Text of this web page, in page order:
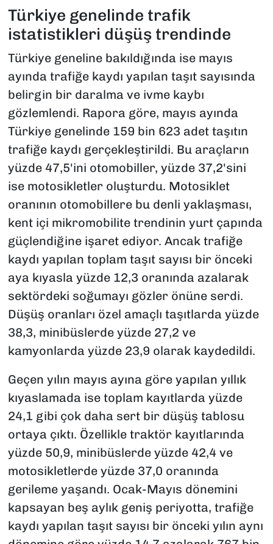
Türkiye genelinde trafik
istatistikleri düşüş trendinde
Türkiye geneline bakıldığında ise mayıs
ayında trafiğe kaydı yapılan taşıt sayısında
belirgin bir daralma ve ivme kaybı
gözlemlendi. Rapora göre, mayıs ayında
Türkiye genelinde 159 bin 623 adet taşıtın
trafiğe kaydı gerçekleştirildi. Bu araçların
yüzde 47,5'ini otomobiller, yüzde 37,2'sini
ise motosikletler oluşturdu. Motosiklet
oranının otomobillere bu denli yaklaşması,
kent içi mikromobilite trendinin yurt çapında
güçlendiğine işaret ediyor. Ancak trafiğe
kaydı yapılan toplam taşıt sayısı bir önceki
aya kıyasla yüzde 12,3 oranında azalarak
sektördeki soğumayı gözler önüne serdi.
Düşüş oranları özel amaçlı taşıtlarda yüzde
38,3, minibüslerde yüzde 27,2 ve
kamyonlarda yüzde 23,9 olarak kaydedildi.
Geçen yılın mayıs ayına göre yapılan yıllık
kıyaslamada ise toplam kayıtlarda yüzde
24,1 gibi çok daha sert bir düşüş tablosu
ortaya çıktı. Özellikle traktör kayıtlarında
yüzde 50,9, minibüslerde yüzde 42,4 ve
motosikletlerde yüzde 37,0 oranında
gerileme yaşandı. Ocak-Mayıs dönemini
kapsayan beş aylık geniş periyotta, trafiğe
kaydı yapılan taşıt sayısı bir önceki yılın aynı